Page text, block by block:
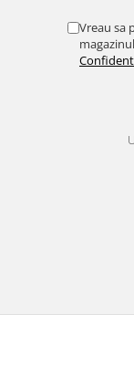
Vreau sa